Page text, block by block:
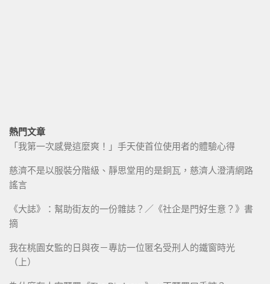
熱門文章
「我第一次感覺這麼爽！」手天使首位使用者的體驗心得
慈濟不是以服裝分階級、靜思堂用的是銅瓦，慈濟人澄清網路
謠言
《大誌》：幫助街友的一份雜誌？／《社企是門好生意？》書
摘
我在桃園女監的日與夜－專訪一位匿名受刑人的鐵窗時光
（上）